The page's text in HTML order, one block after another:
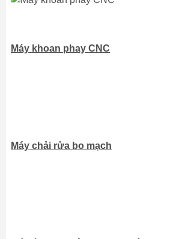
Máy khoan phay CNC
Máy chải rửa bo mạch